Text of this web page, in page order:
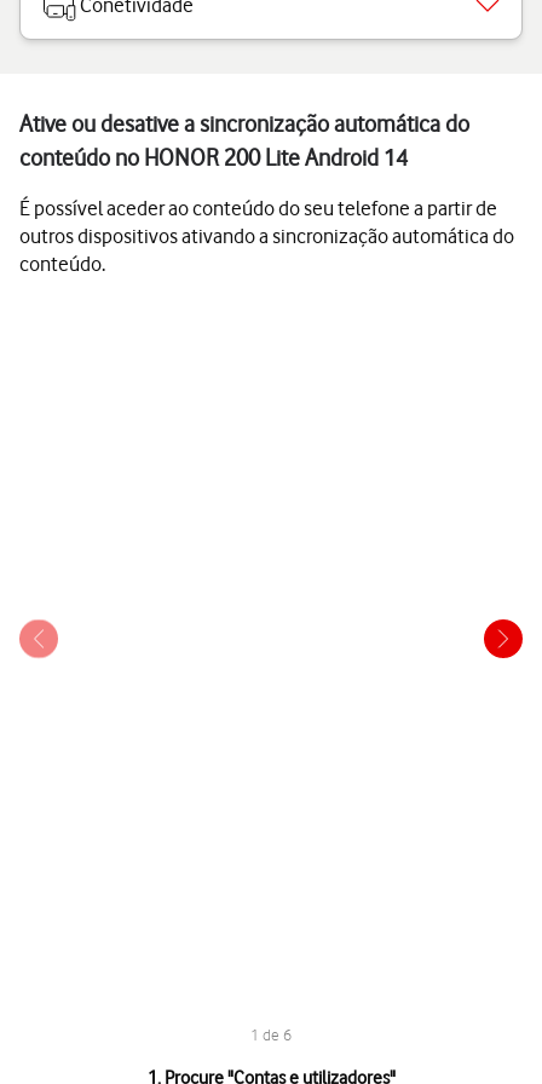
Conetividade
Ative ou desative a sincronização automática do
conteúdo no HONOR 200 Lite Android 14
É possível aceder ao conteúdo do seu telefone a partir de
outros dispositivos ativando a sincronização automática do
conteúdo.
1 de 6
1. Procure "Contas e utilizadores"